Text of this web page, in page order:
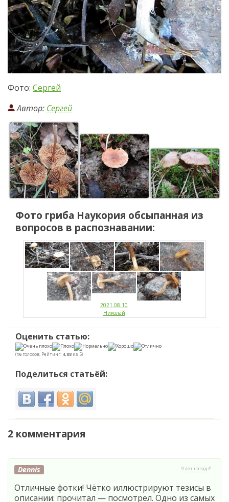
Фото: Сергей
Автор: Сергей
Фото гриба Наукория обсыпанная из
вопросов в распознавании:
2021.08.10
Николай
Оценить статью:
(16 голосов, Рейтинг: 4,88 из 5)
Поделиться статьёй:
2 комментария
Dennis 9 лет назад #
Отличные фотки! Чётко иллюстрируют тезисы в
описании: прочитал — посмотрел. Одно из самых